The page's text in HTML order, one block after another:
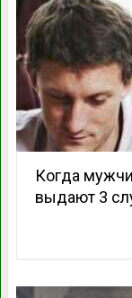
Когда
выдают 3